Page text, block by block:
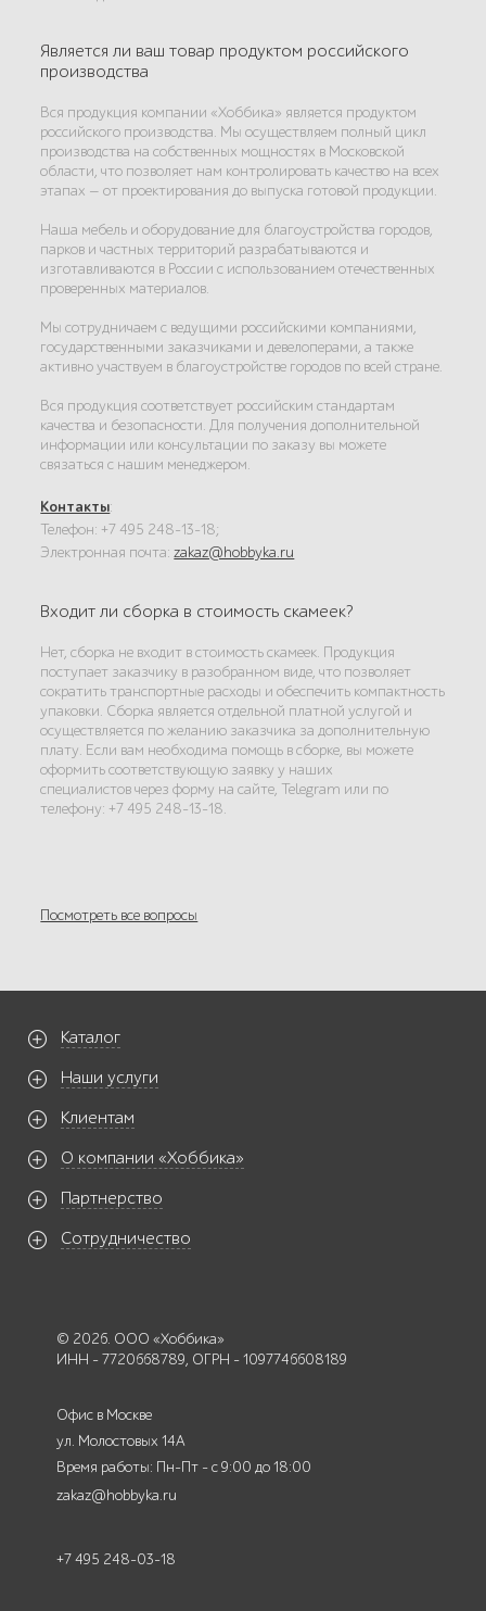
Является ли ваш товар продуктом российского
производства
Вся продукция компании «Хоббика» является продуктом
российского производства. Мы осуществляем полный цикл
производства на собственных мощностях в Московской
области, что позволяет нам контролировать качество на всех
этапах — от проектирования до выпуска готовой продукции.
Наша мебель и оборудование для благоустройства городов,
парков и частных территорий разрабатываются и
изготавливаются в России с использованием отечественных
проверенных материалов.
Мы сотрудничаем с ведущими российскими компаниями,
государственными заказчиками и девелоперами, а также
активно участвуем в благоустройстве городов по всей стране.
Вся продукция соответствует российским стандартам
качества и безопасности. Для получения дополнительной
информации или консультации по заказу вы можете
связаться с нашим менеджером.
Контакты:
Телефон: +7 495 248-13-18;
Электронная почта:zakaz@hobbyka.ru
Входит ли сборка в стоимость скамеек?
Нет, сборка не входит в стоимость скамеек. Продукция
поступает заказчику в разобранном виде, что позволяет
сократить транспортные расходы и обеспечить компактность
упаковки. Сборка является отдельной платной услугой и
осуществляется по желанию заказчика за дополнительную
плату. Если вам необходима помощь в сборке, вы можете
оформить соответствующую заявку у наших
специалистов через форму на сайте, Telegram или по
телефону: +7 495 248-13-18.
Посмотреть все вопросы
Каталог
Наши услуги
Клиентам
О компании «Хоббика»
Партнерство
Сотрудничество
© 2026. ООО «Хоббика»
ИНН - 7720668789, ОГРН - 1097746608189
Офис в Москве
ул. Молостовых 14А
Время работы: Пн-Пт - с 9:00 до 18:00
zakaz@hobbyka.ru
+7 495 248-03-18